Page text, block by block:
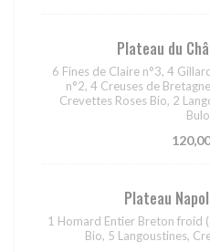
Plateau du
6 Fines de Claire n°3, 4
n°2, 4 Creuses de
Crevettes Roses Bio, 2
Plateau
1 Homard Entier Breton froid
Bio, 5 Langoustines,